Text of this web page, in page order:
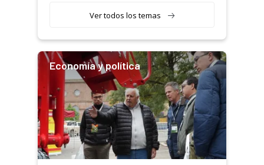
Ver todos los temas
Economía y política